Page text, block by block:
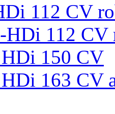
112 CV
HDi 112 CV
150 CV
163 CV